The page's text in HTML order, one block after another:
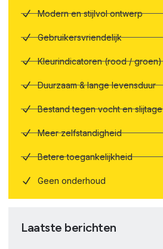
Modern en stijlvol ontwerp
Gebruikersvriendelijk
Kleurindicatoren (rood / groen)
Duurzaam & lange levensduur
Bestand tegen vocht en slijtage
Meer zelfstandigheid
Betere toegankelijkheid
Geen onderhoud
Laatste berichten